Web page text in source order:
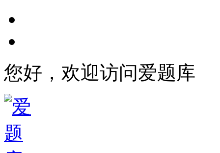
您好，欢迎访问爱题库